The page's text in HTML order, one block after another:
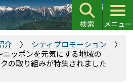
介
シティプロモーション
ッポンを元気にする地域の
の取り組みが特集されました